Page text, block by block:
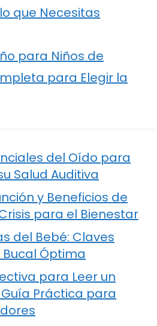
que Necesitas
para Niños de
para Elegir la
del Oído para
Salud Auditiva
y Beneficios de
para el Bienestar
del Bebé: Claves
Óptima
para Leer un
Práctica para